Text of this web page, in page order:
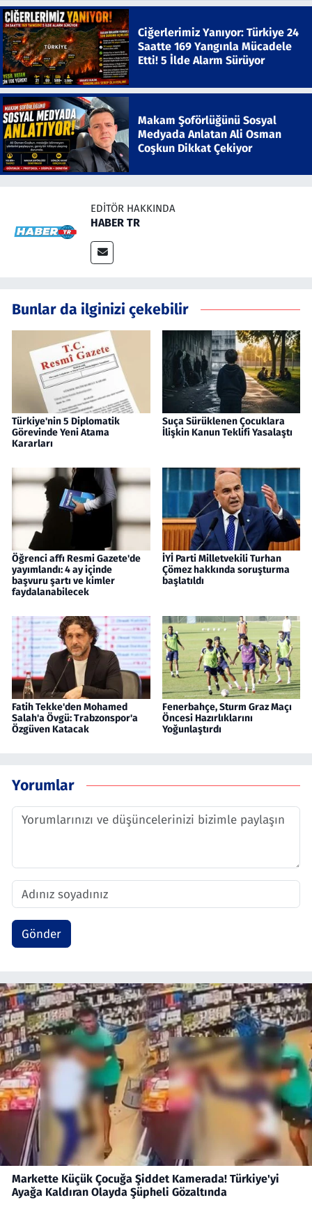
Ciğerlerimiz Yanıyor: Türkiye 24
Saatte 169 Yangınla Mücadele
Etti! 5 İlde Alarm Sürüyor
Makam Şoförlüğünü Sosyal
Medyada Anlatan Ali Osman
Coşkun Dikkat Çekiyor
EDITÖR HAKKINDA
HABER TR
Bunlar da ilginizi çekebilir
Türkiye'nin 5 Diplomatik
Görevinde Yeni Atama
Kararları
Suça Sürüklenen Çocuklara
İlişkin Kanun Teklifi Yasalaştı
Öğrenci affı Resmi Gazete'de
yayımlandı: 4 ay içinde
başvuru şartı ve kimler
faydalanabilecek
İYİ Parti Milletvekili Turhan
Çömez hakkında soruşturma
başlatıldı
Fatih Tekke'den Mohamed
Salah'a Övgü: Trabzonspor'a
Özgüven Katacak
Fenerbahçe, Sturm Graz Maçı
Öncesi Hazırlıklarını
Yoğunlaştırdı
Yorumlar
Gönder
Markette Küçük Çocuğa Şiddet Kamerada! Türkiye'yi
Ayağa Kaldıran Olayda Şüpheli Gözaltında